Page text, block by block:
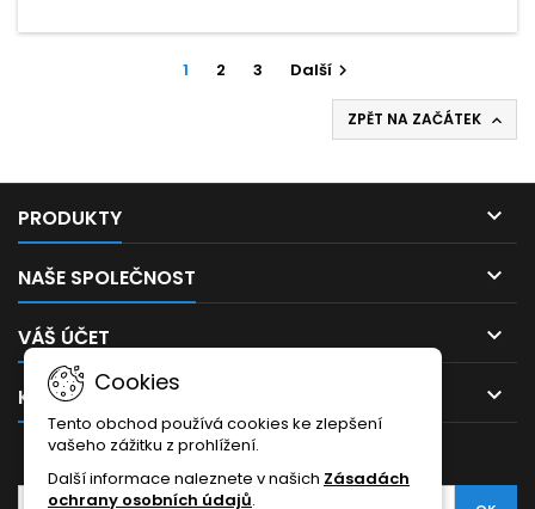
1 2 3 Další
ZPĚT NA ZAČÁTEK 
PRODUKTY 
NAŠE SPOLEČNOST 
VÁŠ ÚČET 
KONTAKT 
Cookies
Tento obchod používá cookies ke zlepšení
vašeho zážitku z prohlížení.
Další informace naleznete v našich Zásadách
ochrany osobních údajů.
ODBĚR NOVINEK